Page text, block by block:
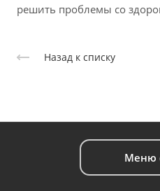
решить проблемы со
Назад к списку
Меню